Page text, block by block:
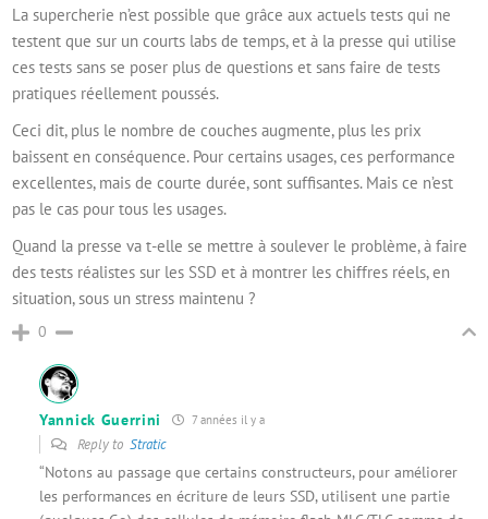
La supercherie n’est possible que grâce aux actuels tests qui ne
testent que sur un courts labs de temps, et à la presse qui utilise
ces tests sans se poser plus de questions et sans faire de tests
pratiques réellement poussés.
Ceci dit, plus le nombre de couches augmente, plus les prix
baissent en conséquence. Pour certains usages, ces performance
excellentes, mais de courte durée, sont suffisantes. Mais ce n’est
pas le cas pour tous les usages.
Quand la presse va t-elle se mettre à soulever le problème, à faire
des tests réalistes sur les SSD et à montrer les chiffres réels, en
situation, sous un stress maintenu ?
0
Yannick Guerrini 7 années il y a
Reply to Stratic
“Notons au passage que certains constructeurs, pour améliorer
les performances en écriture de leurs SSD, utilisent une partie